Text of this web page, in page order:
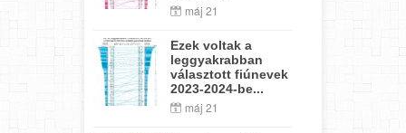
máj 21
Ezek voltak a
leggyakrabban
választott fiúnevek
2023-2024-be...
máj 21